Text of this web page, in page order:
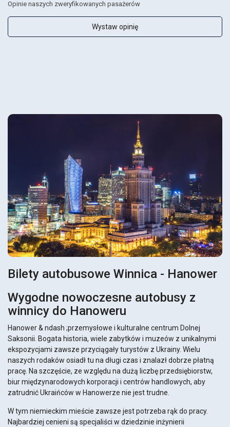
Opinie naszych zweryfikowanych pasażerów
Wystaw opinię
Bilety autobusowe Winnica - Hanower
Wygodne nowoczesne autobusy z
winnicy do Hanoweru
Hanower & ndash ;przemysłowe i kulturalne centrum Dolnej
Saksonii. Bogata historia, wiele zabytków i muzeów z unikalnymi
ekspozycjami zawsze przyciągały turystów z Ukrainy. Wielu
naszych rodaków osiadł tu na długi czas i znalazł dobrze płatną
pracę. Na szczęście, ze względu na dużą liczbę przedsiębiorstw,
biur międzynarodowych korporacji i centrów handlowych, aby
zatrudnić Ukraińców w Hanowerze nie jest trudne.
W tym niemieckim mieście zawsze jest potrzeba rąk do pracy.
Najbardziej cenieni są specjaliści w dziedzinie inżynierii